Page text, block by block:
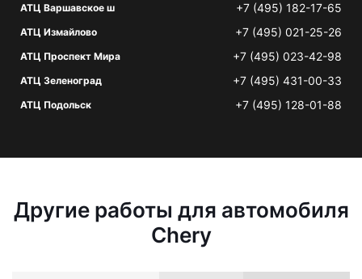
АТЦ Варшавское ш +7 (495) 182-17-65
АТЦ Измайлово +7 (495) 021-25-26
АТЦ Проспект Мира +7 (495) 023-42-98
АТЦ Зеленоград +7 (495) 431-00-33
АТЦ Подольск +7 (495) 128-01-88
Другие работы для автомобиля
Chery